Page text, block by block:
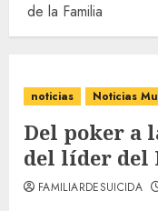
de la Familia
noticias Noticias
Del poker a
del líder del
FAMILIARDESUICIDA